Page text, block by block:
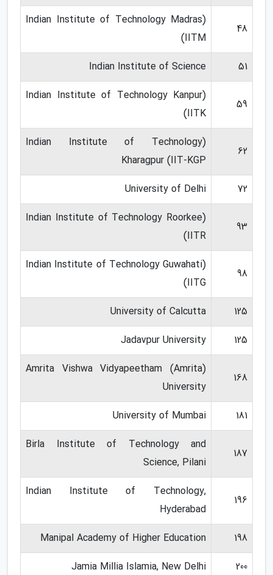
48
(Indian Institute of Technology Madras
(IITM
51
Indian Institute of Science
59
(Indian Institute of Technology Kanpur
(IITK
62
(Indian Institute of Technology
Kharagpur (IIT-KGP
72
University of Delhi
93
(Indian Institute of Technology Roorkee
(IITR
98
(Indian Institute of Technology Guwahati
(IITG
125
University of Calcutta
125
Jadavpur University
168
(Amrita Vishwa Vidyapeetham (Amrita
University
181
University of Mumbai
187
Birla Institute of Technology and
Science, Pilani
196
Indian Institute of Technology,
Hyderabad
198
Manipal Academy of Higher Education
200
Jamia Millia Islamia, New Delhi